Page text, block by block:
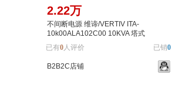
2.22万
不间断电源 维谛/VERTIV ITA-
10k00ALA102C00 10KVA 塔式
已有0人评价 已销0
B2B2C店铺